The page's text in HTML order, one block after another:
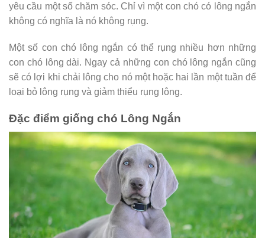
yêu cầu một số chăm sóc. Chỉ vì một con chó có lông ngắn
không có nghĩa là nó không rụng.
Một số con chó lông ngắn có thể rụng nhiều hơn những
con chó lông dài. Ngay cả những con chó lông ngắn cũng
sẽ có lợi khi chải lông cho nó một hoặc hai lần một tuần để
loại bỏ lông rụng và giảm thiểu rụng lông.
Đặc điểm giống chó Lông Ngắn